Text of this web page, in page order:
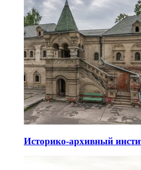
Историко-архивный